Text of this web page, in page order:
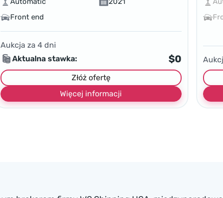
Front end
Aukcja za4 dni
Aktualna stawka:
$0
Złóż ofertę
Więcej informacji